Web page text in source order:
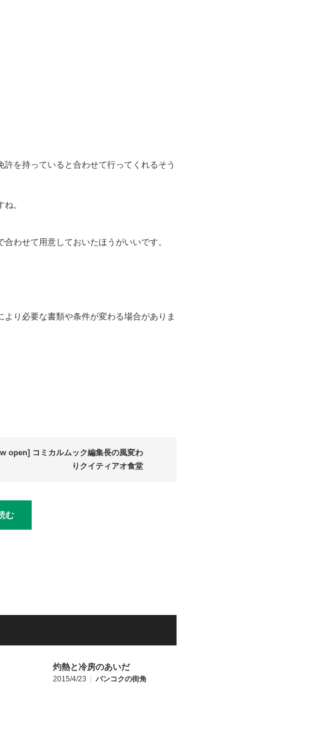
を持っていると合わせて行ってくれるそう
。
わせて用意しておいたほうがいいです。
り必要な書類や条件が変わる場合がありま
open] コミカルムック編集長の風変わ
りクイティアオ食堂
む
灼熱と冷房のあいだ
2015/4/23 バンコクの街角